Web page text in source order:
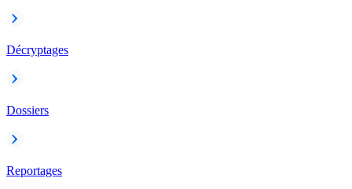
Décryptages
Dossiers
Reportages